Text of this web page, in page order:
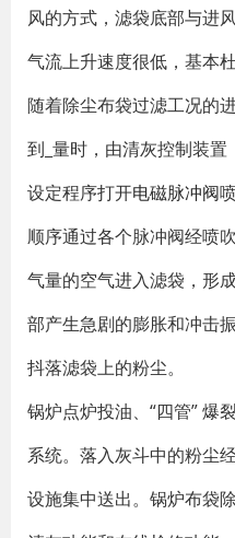
风的方式，滤袋底部与进
气流上升速度很低，基本
随着除尘布袋过滤工况的
到_量时，由清灰控制装
设定程序打开电磁脉冲阀
顺序通过各个脉冲阀经喷
气量的空气进入滤袋，形
部产生急剧的膨胀和冲击
抖落滤袋上的粉尘。
锅炉点炉投油、“四管” 爆
系统。落入灰斗中的粉尘
设施集中送出。锅炉布袋